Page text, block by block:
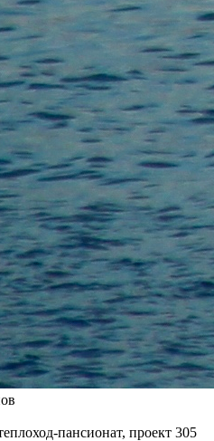
пансионат, проект 305